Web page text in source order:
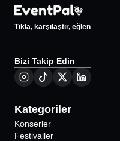
Tıkla, karşılaştır, eğlen
Bizi Takip Edin
Kategoriler
Konserler
Festivaller